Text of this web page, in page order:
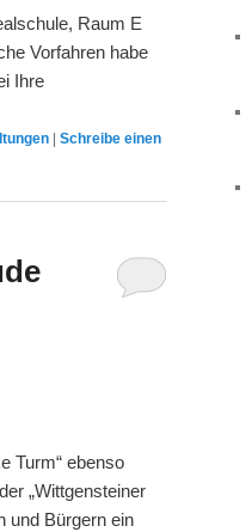
Raum E
Vorfahren habe
Ihre
|Schreibe einen
Turm“ ebenso
„Wittgensteiner
und Bürgern ein